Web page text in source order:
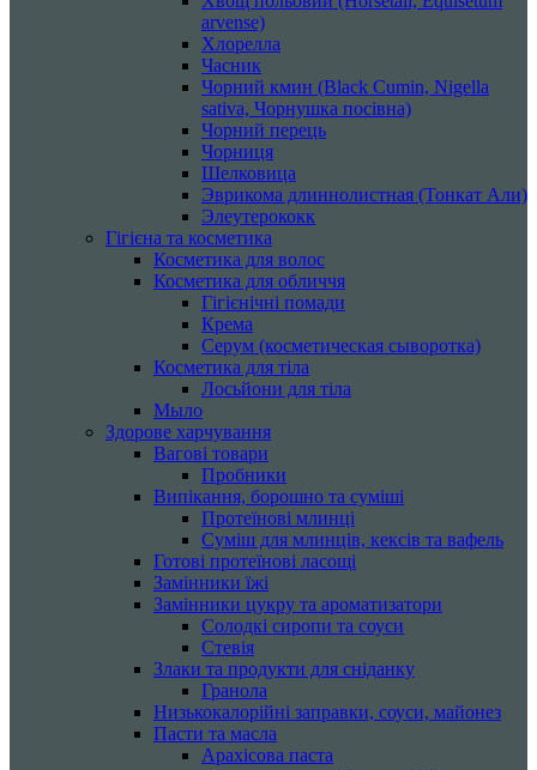
arvense)
Хлорелла
Часник
Чорний кмин (Black Cumin, Nigella
sativa, Чорнушка посівна)
Чорний перець
Чорниця
Шелковица
Эврикома длиннолистная (Тонкат Али)
Элеутерококк
Гігієна та косметика
Косметика для волос
Косметика для обличчя
Гігієнічні помади
Крема
Серум (косметическая сыворотка)
Косметика для тіла
Лосьйони для тіла
Мыло
Здорове харчування
Вагові товари
Пробники
Випікання, борошно та суміші
Протеїнові млинці
Суміш для млинців, кексів та вафель
Готові протеїнові ласощі
Замінники їжі
Замінники цукру та ароматизатори
Солодкі сиропи та соуси
Стевія
Злаки та продукти для сніданку
Гранола
Низькокалорійні заправки, соуси, майонез
Пасти та масла
Арахісова паста